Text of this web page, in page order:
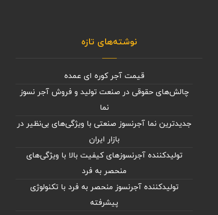
نوشته‌های تازه
قیمت آجر کوره ای عمده
چالش‌های حقوقی در صنعت تولید و فروش آجر نسوز
نما
جدیدترین نما آجرنسوز صنعتی با ویژگی‌های بی‌نظیر در
بازار ایران
تولیدکننده آجرنسوزهای کیفیت بالا با ویژگی‌های
منحصر به فرد
تولیدکننده آجرنسوز منحصر به فرد با تکنولوژی
پیشرفته